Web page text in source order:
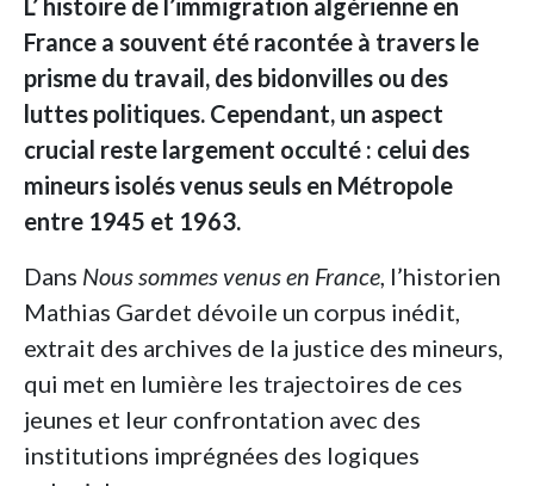
L’ histoire de l’immigration algérienne en
France a souvent été racontée à travers le
prisme du travail, des bidonvilles ou des
luttes politiques. Cependant, un aspect
crucial reste largement occulté : celui des
mineurs isolés venus seuls en Métropole
entre 1945 et 1963.
Dans Nous sommes venus en France, l’historien
Mathias Gardet dévoile un corpus inédit,
extrait des archives de la justice des mineurs,
qui met en lumière les trajectoires de ces
jeunes et leur confrontation avec des
institutions imprégnées des logiques